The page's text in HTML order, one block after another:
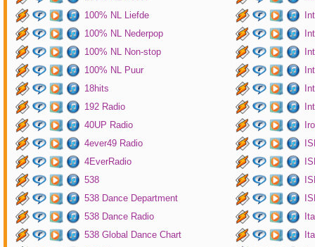
100% NL Liefde
100% NL Nederpop
100% NL Non-stop
100% NL Puur
18hits
192 Radio
40UP Radio
4ever49 Radio
4EverRadio
538
538 Dance Department
538 Dance Radio
538 Global Dance Chart